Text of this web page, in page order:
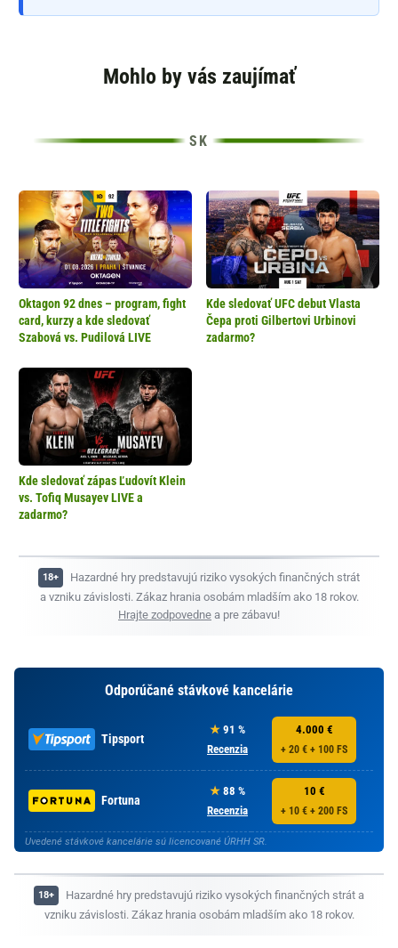
Mohlo by vás zaujímať
Oktagon 92 dnes – program, fight
card, kurzy a kde sledovať
Szabová vs. Pudilová LIVE
Kde sledovať UFC debut Vlasta
Čepa proti Gilbertovi Urbinovi
zadarmo?
Kde sledovať zápas Ľudovít Klein
vs. Tofiq Musayev LIVE a
zadarmo?
Hazardné hry predstavujú riziko vysokých finančných strát
a vzniku závislosti. Zákaz hrania osobám mladším ako 18 rokov.
Hrajte zodpovedne a pre zábavu!
Odporúčané stávkové kancelárie
Tipsport
91 %
Recenzia
4.000 €
+ 20 € + 100 FS
Fortuna
88 %
Recenzia
10 €
+ 10 € + 200 FS
Uvedené stávkové kancelárie sú licencované ÚRHH SR.
Hazardné hry predstavujú riziko vysokých finančných strát a
vzniku závislosti. Zákaz hrania osobám mladším ako 18 rokov.